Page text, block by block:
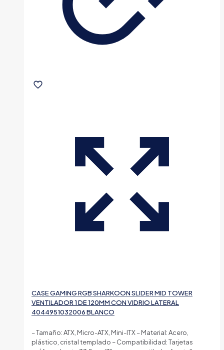
CASE GAMING RGB SHARKOON SLIDER MID TOWER
VENTILADOR 1 DE 120MM CON VIDRIO LATERAL
4044951032006 BLANCO
– Tamaño: ATX, Micro-ATX, Mini-ITX – Material: Acero,
plástico, cristal templado – Compatibilidad: Tarjetas